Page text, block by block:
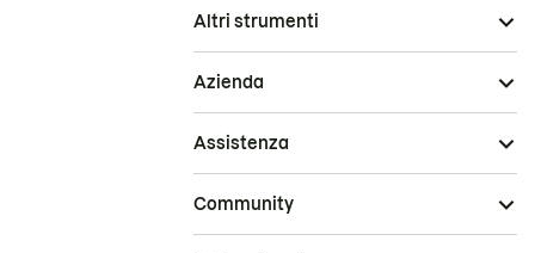
Altri strumenti
Azienda
Assistenza
Community